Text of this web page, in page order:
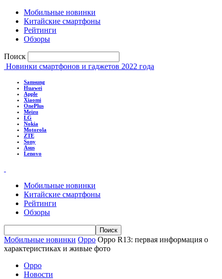
Мобильные новинки
Китайские смартфоны
Рейтинги
Обзоры
Поиск
Новинки смартфонов и гаджетов 2022 года
Samsung
Huawei
Apple
Xiaomi
OnePlus
Meizu
LG
Nokia
Motorola
ZTE
Sony
Asus
Lenovo
Мобильные новинки
Китайские смартфоны
Рейтинги
Обзоры
Мобильные новинки Oppo Oppo R13: первая информация о
характеристиках и живые фото
Oppo
Новости